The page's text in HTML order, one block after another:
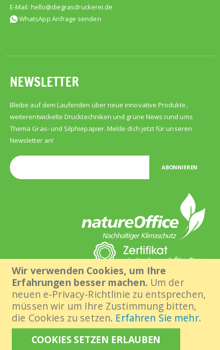
Wir verwenden Cookies, um Ihre
Erfahrungen besser machen. Um der
neuen e-Privacy-Richtlinie zu entsprechen,
müssen wir um Ihre Zustimmung bitten,
die Cookies zu setzen. Erfahren Sie mehr.
COOKIES SETZEN ERLAUBEN
E-Mail: hello@diegrasdruckerei.de
WhatsApp Anfrage senden
NEWSLETTER
Bleibe auf dem Laufenden über neue innovative Produkte,
weiterentwickelte Drucktechniken und grüne News rund ums
Thema Gras- und Silphiepapier. Melde dich jetzt für unseren
Newsletter an!
ABONNIEREN
© 2026 die grasdruckerei | eine Marke dere.kurz+co druck und
medientechnik gmbh. Alle Rechte vorbehalten.